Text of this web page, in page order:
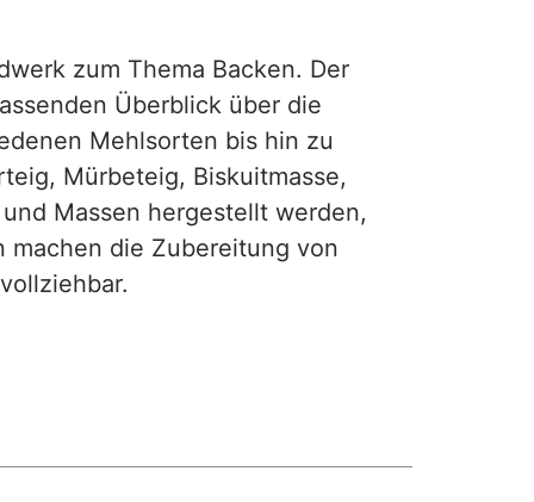
zum Thema Backen. Der
Überblick über die
Mehlsorten bis hin zu
Mürbeteig, Biskuitmasse,
Massen hergestellt werden,
die Zubereitung von